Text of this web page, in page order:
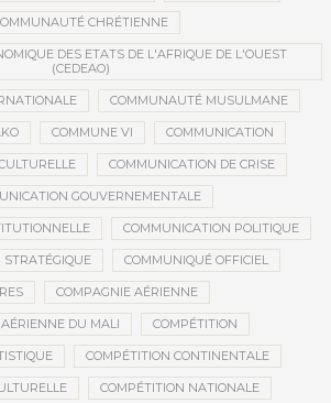
CHRÉTIENNE
DES ETATS DE L'AFRIQUE DE L'OUEST
(CEDEAO)
COMMUNAUTÉ MUSULMANE
COMMUNE VI COMMUNICATION
COMMUNICATION DE CRISE
GOUVERNEMENTALE
COMMUNICATION POLITIQUE
COMMUNIQUÉ OFFICIEL
COMPAGNIE AÉRIENNE
DU MALI COMPÉTITION
COMPÉTITION CONTINENTALE
COMPÉTITION NATIONALE